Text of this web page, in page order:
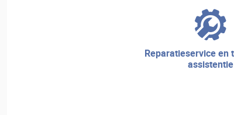
reparatieservice en technische
assistentie